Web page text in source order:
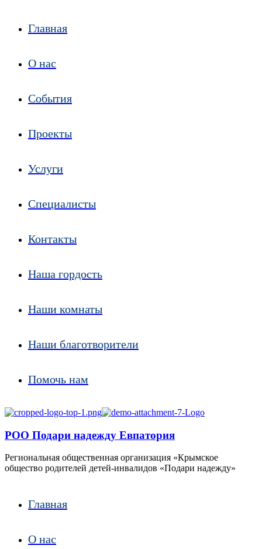
Главная
О нас
События
Проекты
Услуги
Специалисты
Контакты
Наша гордость
Наши комнаты
Наши благотворители
Помочь нам
РОО Подари надежду Евпатория
Региональная общественная организация «Крымское
общество родителей детей-инвалидов «Подари надежду»
Главная
О нас